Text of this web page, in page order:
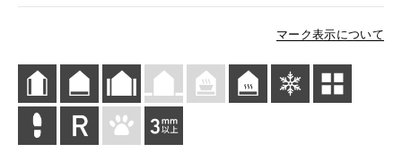
マーク表示について